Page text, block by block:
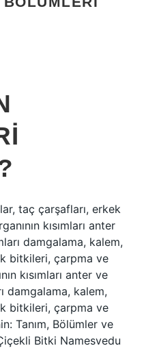
taç çarşafları, erkek
kısımları anter
damgalama, kalem,
bitkileri, çarpma ve
kısımları anter ve
damgalama, kalem,
bitkileri, çarpma ve
Tanım, Bölümler ve
Bitki Namesvedu